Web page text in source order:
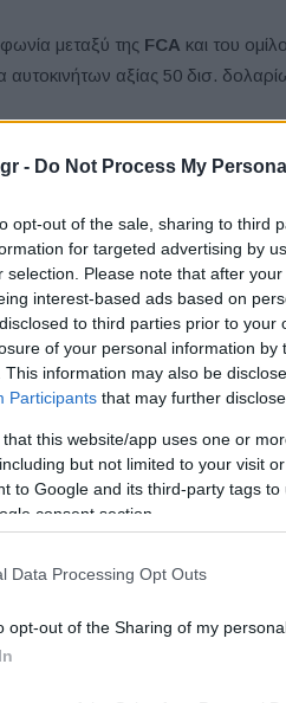
- Do Not Process My
opt-out of the sale, sharing to third
for targeted advertising by
selection. Please note that after
interest-based ads based on
to third parties prior to
of your personal information by
This information may also be
Participants that may further
that this website/app uses one or
but not limited to your visit
to Google and its third-party tags
consent section.
Data Processing Opt Outs
opt-out of the Sharing of my
μεταξύ της FCA και του
αυτοκινήτων αξίας 50 δισ.
50/50. Ο διευθύνων σύμβουλος
της εταιρείας που θα προκύψει
να ισχύσουν άλλες
θα επιτευχθεί τελική
τηςFCA και της Renaultτον